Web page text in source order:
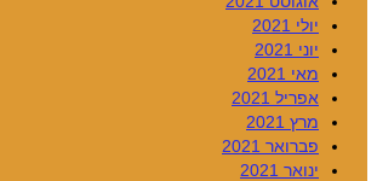
יולי 2021
יוני 2021
מאי 2021
אפריל 2021
מרץ 2021
פברואר 2021
ינואר 2021